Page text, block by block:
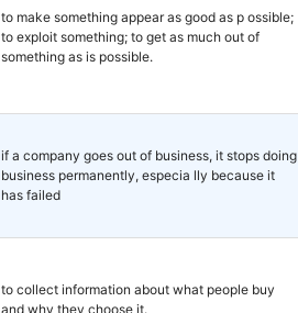
to make something appear as good as p ossible;
to exploit something; to get as much out of
something as is possible.
if a company goes out of business, it stops doing
business permanently, especia lly because it
has failed
to collect information about what people buy
and why they choose it.